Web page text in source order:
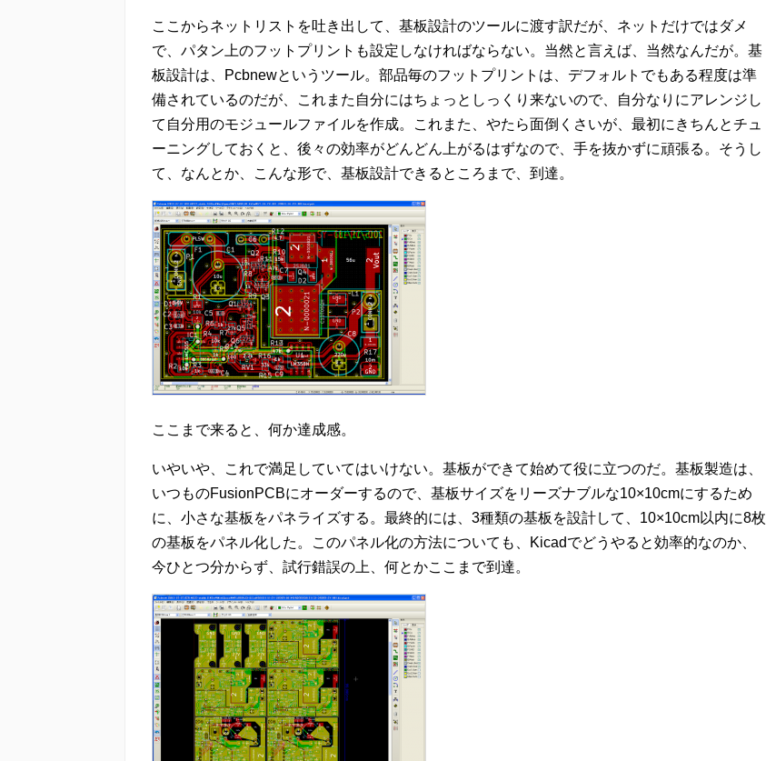
ここからネットリストを吐き出して、基板設計のツールに渡す訳だが、ネットだけではダメ
で、パタン上のフットプリントも設定しなければならない。当然と言えば、当然なんだが。基
板設計は、Pcbnewというツール。部品毎のフットプリントは、デフォルトでもある程度は準
備されているのだが、これまた自分にはちょっとしっくり来ないので、自分なりにアレンジし
て自分用のモジュールファイルを作成。これまた、やたら面倒くさいが、最初にきちんとチュ
ーニングしておくと、後々の効率がどんどん上がるはずなので、手を抜かずに頑張る。そうし
て、なんとか、こんな形で、基板設計できるところまで、到達。
ここまで来ると、何か達成感。
いやいや、これで満足していてはいけない。基板ができて始めて役に立つのだ。基板製造は、
いつものFusionPCBにオーダーするので、基板サイズをリーズナブルな10×10cmにするため
に、小さな基板をパネライズする。最終的には、3種類の基板を設計して、10×10cm以内に8枚
の基板をパネル化した。このパネル化の方法についても、Kicadでどうやると効率的なのか、
今ひとつ分からず、試行錯誤の上、何とかここまで到達。